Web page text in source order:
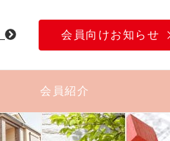
会員向けお知らせ
会員紹介